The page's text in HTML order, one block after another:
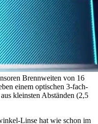
Brennweiten von 16
einem optischen 3-fach-
kleinsten Abständen (2,5
Linse hat wie schon im